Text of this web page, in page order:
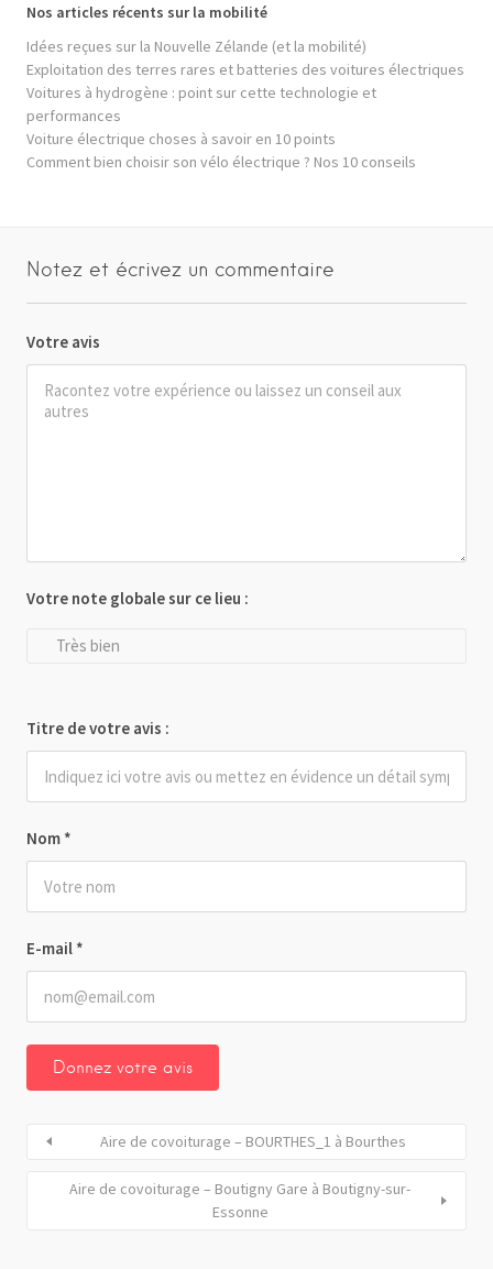
Nos articles récents sur la mobilité
Idées reçues sur la Nouvelle Zélande (et la mobilité)
Exploitation des terres rares et batteries des voitures électriques
Voitures à hydrogène : point sur cette technologie et
performances
Voiture électrique choses à savoir en 10 points
Comment bien choisir son vélo électrique ? Nos 10 conseils
Notez et écrivez un commentaire
Votre avis
Nom *
E-mail *
Votre note globale sur ce lieu :
Très bien
Titre de votre avis :
Aire de covoiturage – BOURTHES_1 à Bourthes
Aire de covoiturage – Boutigny Gare à Boutigny-sur-
Essonne